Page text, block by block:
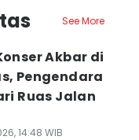
See More
Akbar di
Pengendara
Ruas Jalan
14:48 WIB